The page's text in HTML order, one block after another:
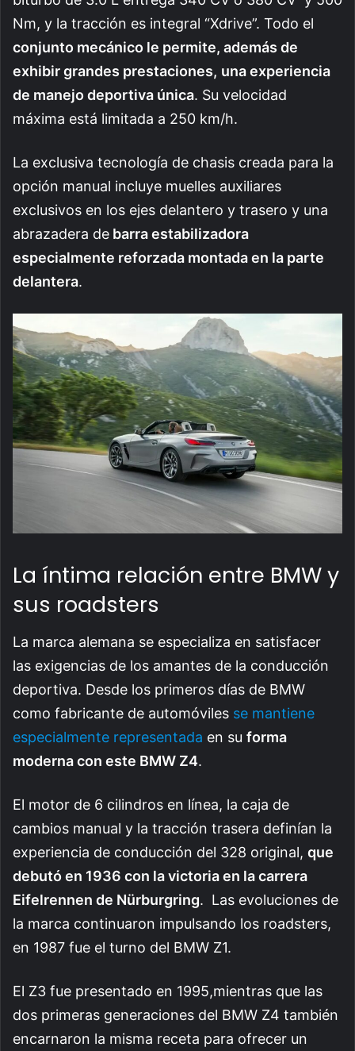
Nm, y la tracción es integral “Xdrive”. Todo el
conjunto mecánico le permite, además de
exhibir grandes prestaciones, una experiencia
de manejo deportiva única. Su velocidad
máxima está limitada a 250 km/h.
La exclusiva tecnología de chasis creada para la
opción manual incluye muelles auxiliares
exclusivos en los ejes delantero y trasero y una
abrazadera de barra estabilizadora
especialmente reforzada montada en la parte
delantera.
La íntima relación entre BMW y
sus roadsters
La marca alemana se especializa en satisfacer
las exigencias de los amantes de la conducción
deportiva. Desde los primeros días de BMW
como fabricante de automóviles se mantiene
especialmente representada en su forma
moderna con este BMW Z4.
El motor de 6 cilindros en línea, la caja de
cambios manual y la tracción trasera definían la
experiencia de conducción del 328 original, que
debutó en 1936 con la victoria en la carrera
Eifelrennen de Nürburgring. Las evoluciones de
la marca continuaron impulsando los roadsters,
en 1987 fue el turno del BMW Z1.
El Z3 fue presentado en 1995,mientras que las
dos primeras generaciones del BMW Z4 también
encarnaron la misma receta para ofrecer un